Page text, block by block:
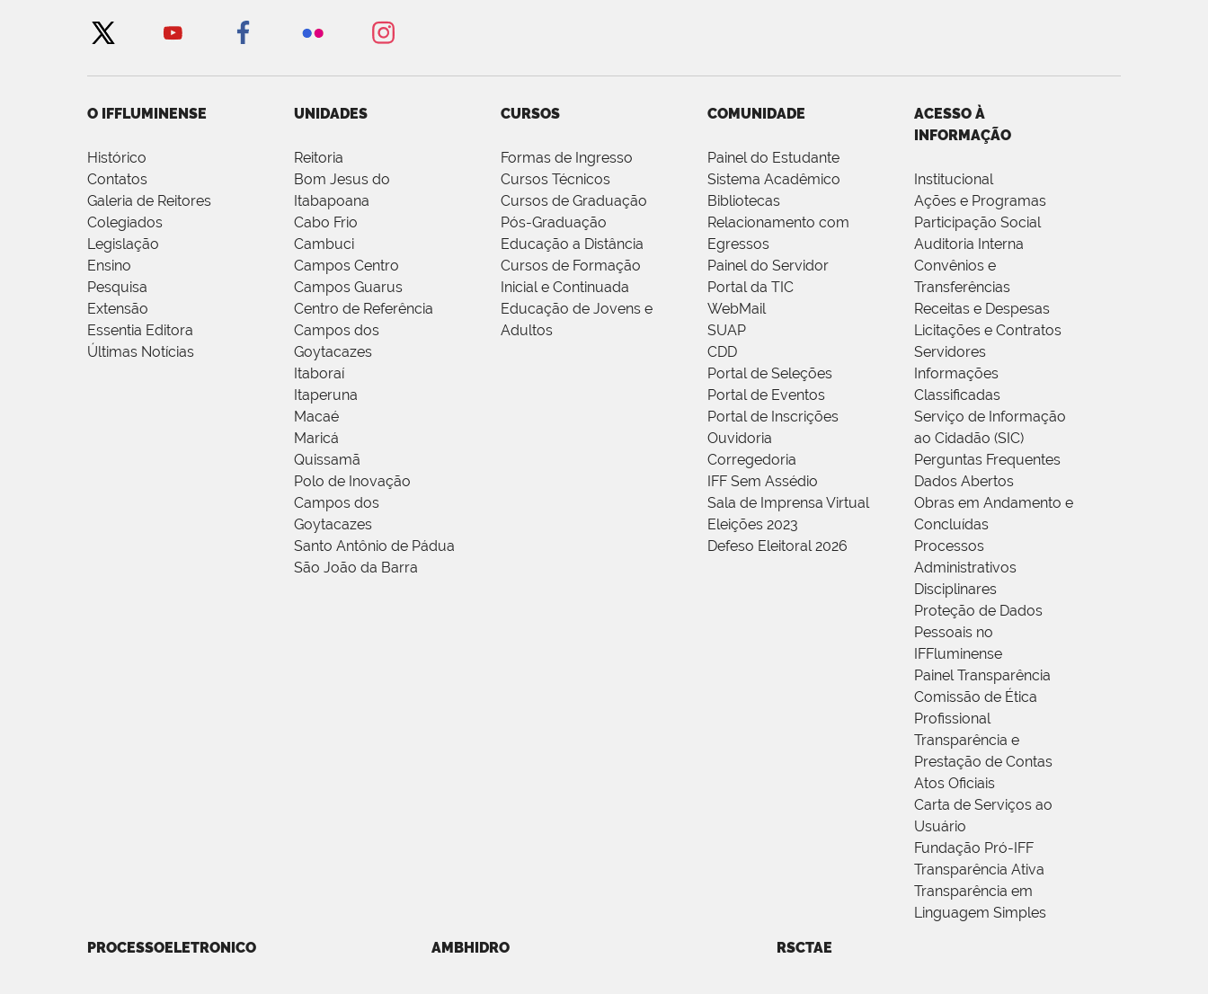
O IFFLUMINENSE
Histórico
Contatos
Galeria de Reitores
Colegiados
Legislação
Ensino
Pesquisa
Extensão
Essentia Editora
Últimas Notícias
UNIDADES
Reitoria
Bom Jesus do
Itabapoana
Cabo Frio
Cambuci
Campos Centro
Campos Guarus
Centro de Referência
Campos dos
Goytacazes
Itaboraí
Itaperuna
Macaé
Maricá
Quissamã
Polo de Inovação
Campos dos
Goytacazes
Santo Antônio de Pádua
São João da Barra
CURSOS
Formas de Ingresso
Cursos Técnicos
Cursos de Graduação
Pós-Graduação
Educação a Distância
Cursos de Formação
Inicial e Continuada
Educação de Jovens e
Adultos
COMUNIDADE
Painel do Estudante
Sistema Acadêmico
Bibliotecas
Relacionamento com
Egressos
Painel do Servidor
Portal da TIC
WebMail
SUAP
CDD
Portal de Seleções
Portal de Eventos
Portal de Inscrições
Ouvidoria
Corregedoria
IFF Sem Assédio
Sala de Imprensa Virtual
Eleições 2023
Defeso Eleitoral 2026
ACESSO À
INFORMAÇÃO
Institucional
Ações e Programas
Participação Social
Auditoria Interna
Convênios e
Transferências
Receitas e Despesas
Licitações e Contratos
Servidores
Informações
Classificadas
Serviço de Informação
ao Cidadão (SIC)
Perguntas Frequentes
Dados Abertos
Obras em Andamento e
Concluídas
Processos
Administrativos
Disciplinares
Proteção de Dados
Pessoais no
IFFluminense
Painel Transparência
Comissão de Ética
Profissional
Transparência e
Prestação de Contas
Atos Oficiais
Carta de Serviços ao
Usuário
Fundação Pró-IFF
Transparência Ativa
Transparência em
Linguagem Simples
PROCESSOELETRONICO AMBHIDRO RSCTAE